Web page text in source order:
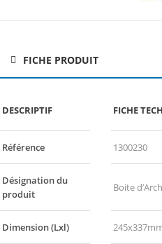
FICHE PRODUIT
DESCRIPTIF FICHE
Référence 1300230
Désignation du
produit
Boite
Dimension (Lxl)